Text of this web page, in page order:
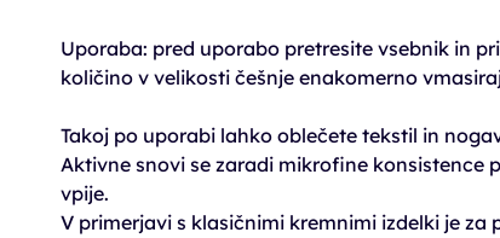
Uporaba: pred uporabo pretresite vsebnik in
količino v velikosti češnje enakomerno
Takoj po uporabi lahko oblečete tekstil in
Aktivne snovi se zaradi mikrofine konsistence
vpije.
V primerjavi s klasičnimi kremnimi izdelki je